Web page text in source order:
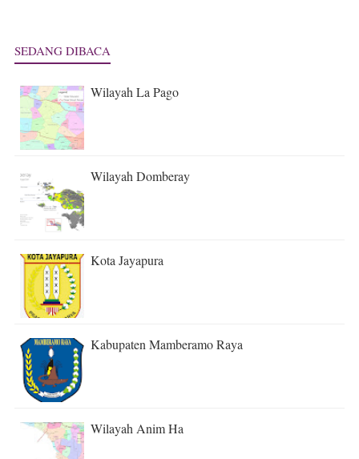
SEDANG DIBACA
Wilayah La Pago
Wilayah Domberay
Kota Jayapura
Kabupaten Mamberamo Raya
Wilayah Anim Ha